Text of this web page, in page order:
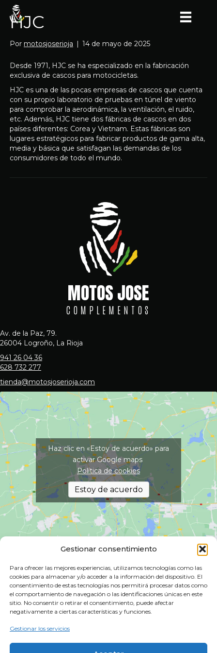
Gestionar consentimiento
Para ofrecer las mejores experiencias, utilizamos tecnologías como las
cookies para almacenar y/o acceder a la información del dispositivo. El
consentimiento de estas tecnologías nos permitirá procesar datos como
el comportamiento de navegación o las identificaciones únicas en este
sitio. No consentir o retirar el consentimiento, puede afectar
negativamente a ciertas características y funciones.
Gestionar los servicios
HJC
Por motosjoserioja | 14 de mayo de 2025
Desde 1971, HJC se ha especializado en la fabricación
exclusiva de cascos para motocicletas.
HJC es una de las pocas empresas de cascos que cuenta
con su propio laboratorio de pruebas en túnel de viento
para comprobar la aerodinámica, la ventilación, el ruido,
etc. Además, HJC tiene dos fábricas de cascos en dos
países diferentes: Corea y Vietnam. Estas fábricas son
lugares estratégicos para fabricar productos de gama alta,
media y básica que satisfagan las demandas de los
consumidores de todo el mundo.
MOTOS JOSE
COMPLEMENTOS
Av. de la Paz, 79.
26004 Logroño, La Rioja
941 26 04 36
628 732 277
tienda@motosjoserioja.com
Haz clic en «Estoy de acuerdo» para
activar Google maps
Política de cookies
Estoy de acuerdo
HORARIO
Sábados: 10:00–14:00h
MES DE AGOSTO: Sábados cerrado.